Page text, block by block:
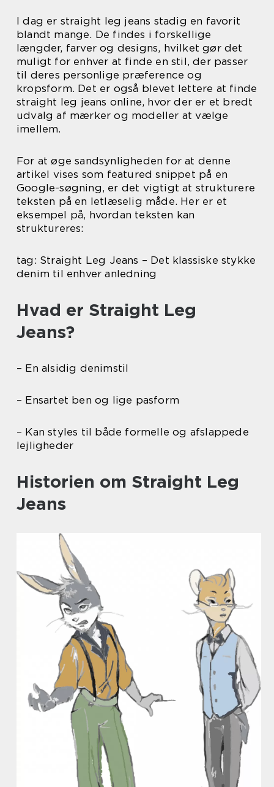
I dag er straight leg jeans stadig en favorit
blandt mange. De findes i forskellige
længder, farver og designs, hvilket gør det
muligt for enhver at finde en stil, der passer
til deres personlige præference og
kropsform. Det er også blevet lettere at finde
straight leg jeans online, hvor der er et bredt
udvalg af mærker og modeller at vælge
imellem.
For at øge sandsynligheden for at denne
artikel vises som featured snippet på en
Google-søgning, er det vigtigt at strukturere
teksten på en letlæselig måde. Her er et
eksempel på, hvordan teksten kan
struktureres:
tag: Straight Leg Jeans – Det klassiske stykke
denim til enhver anledning
Hvad er Straight Leg
Jeans?
– En alsidig denimstil
– Ensartet ben og lige pasform
– Kan styles til både formelle og afslappede
lejligheder
Historien om Straight Leg
Jeans